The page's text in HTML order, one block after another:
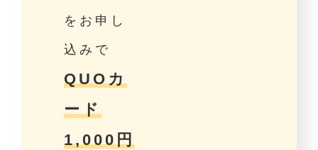
をお申し
込みで
QUOカ
ード
1,000円